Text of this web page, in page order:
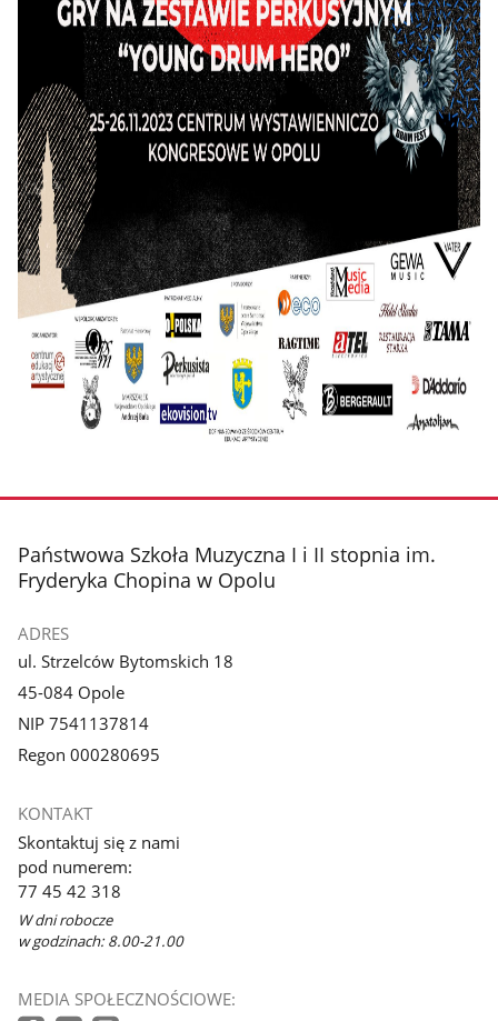
stopka
Państwowa Szkoła Muzyczna I i II stopnia im.
Fryderyka Chopina w Opolu
ADRES
ul. Strzelców Bytomskich 18
45-084 Opole
NIP 7541137814
Regon 000280695
KONTAKT
Skontaktuj się z nami
pod numerem:
77 45 42 318
W dni robocze
w godzinach: 8.00-21.00
MEDIA SPOŁECZNOŚCIOWE: